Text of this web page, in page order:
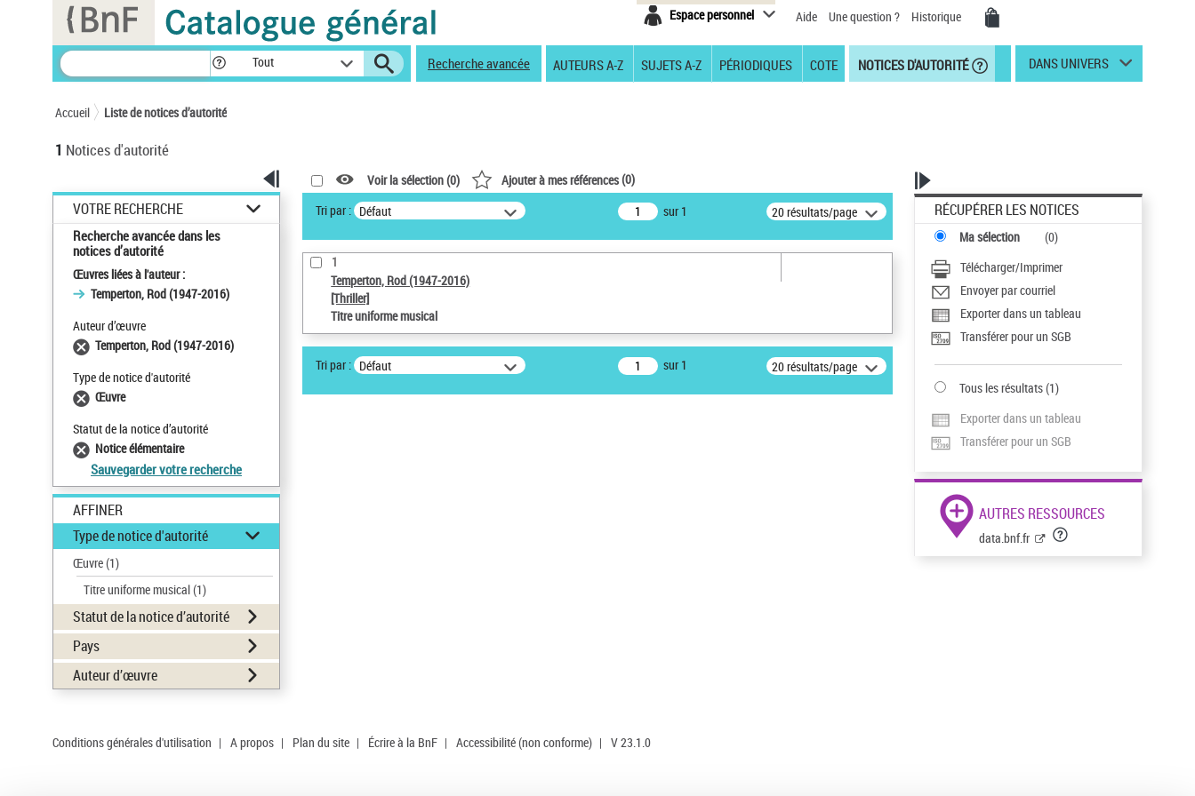
Espace personnel Aide Une question ? Historique
Tout Recherche avancée AUTEURS A-Z SUJETS A-Z PÉRIODIQUES COTE NOTICES D'AUTORITÉ DANS UNIVERS
Accueil Liste de notices d’autorité
1 Notices d'autorité
VOTRE RECHERCHE
Recherche avancée dans les
notices d’autorité
Œuvres liées à l'auteur :
Temperton, Rod (1947-2016)
Auteur d’œuvre
Temperton, Rod (1947-2016)
Type de notice d'autorité
Œuvre
Statut de la notice d’autorité
Notice élémentaire
Sauvegarder votre recherche
AFFINER
Type de notice d'autorité
Œuvre(1)
Titre uniforme musical(1)
Statut de la notice d’autorité
Pays
Auteur d’œuvre
Voir la sélection (0) Ajouter à mes références(0)
Tri par : Défaut sur 1 20 résultats/page
1
Temperton, Rod (1947-2016)
[Thriller]
Titre uniforme musical
Tri par : Défaut sur 1 20 résultats/page
RÉCUPÉRER LES NOTICES
Ma sélection (0)
Télécharger/Imprimer
Envoyer par courriel
Exporter dans un tableau
Transférer pour un SGB
Tous les résultats(1)
Exporter dans un tableau
Transférer pour un SGB
AUTRES RESSOURCES
data.bnf.fr
Conditions générales d'utilisation | A propos | Plan du site | Écrire à la BnF | Accessibilité (non conforme) | V 23.1.0
Panneau de gestion des cookies